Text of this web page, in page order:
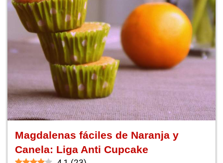
Magdalenas fáciles de Naranja y
Canela: Liga Anti Cupcake